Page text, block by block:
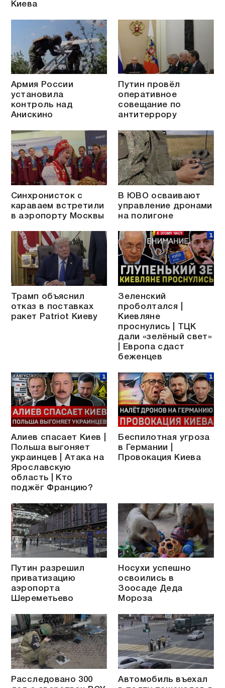
Киева
Армия России
установила
контроль над
Анискино
Путин провёл
оперативное
совещание по
антитеррору
Синхронисток с
караваем встретили
в аэропорту Москвы
В ЮВО осваивают
управление дронами
на полигоне
Трамп объяснил
отказ в поставках
ракет Patriot Киеву
Зеленский
проболтался |
Киевляне
проснулись | ТЦК
дали «зелёный свет»
| Европа сдаст
беженцев
Алиев спасает Киев |
Польша выгоняет
украинцев | Атака на
Ярославскую
область | Кто
поджёг Францию?
Беспилотная угроза
в Германии |
Провокация Киева
Путин разрешил
приватизацию
аэропорта
Шереметьево
Носухи успешно
освоились в
Зоосаде Деда
Мороза
Расследовано 300
Автомобиль въехал